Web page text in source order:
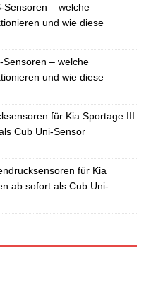
Sensoren – welche
und wie diese
Sensoren – welche
und wie diese
für Kia Sportage III
Cub Uni-Sensor
für Kia
ab sofort als Cub Uni-